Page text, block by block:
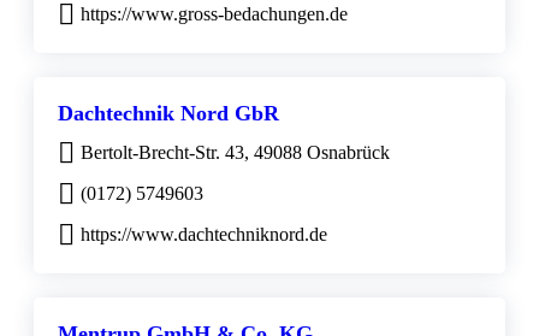
https://www.gross-bedachungen.de
Dachtechnik Nord GbR
Bertolt-Brecht-Str. 43, 49088 Osnabrück
(0172) 5749603
https://www.dachtechniknord.de